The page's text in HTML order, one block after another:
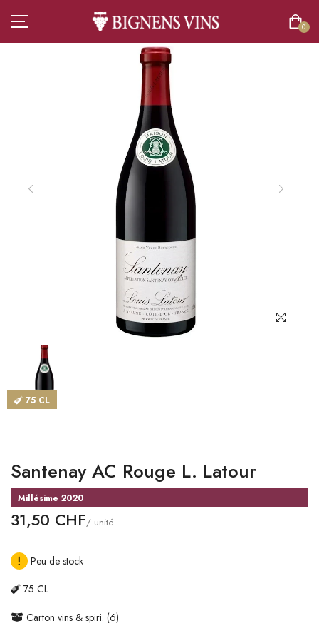
0
TOUT L’ASSORTIMENT
VINS
BOISSONS SANS ALCOOL
CATALOGUES
MAGASINS
CONTACT
Langue
Devise
75 CL
Santenay AC Rouge L. Latour
Millésime 2020
31,50 CHF/ unité
Peu de stock
75 CL
Carton vins & spiri. (6)